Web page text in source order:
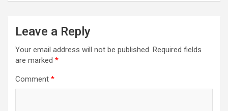
Leave a Reply
Your email address will not be published. Required fields
are marked *
Comment *